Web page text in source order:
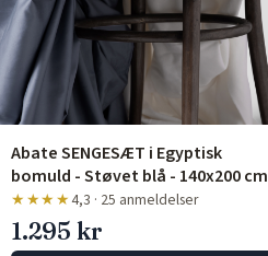
Abate SENGESÆT i Egyptisk
bomuld - Støvet blå - 140x200 cm
★★★★4,3 · 25 anmeldelser
1.295 kr